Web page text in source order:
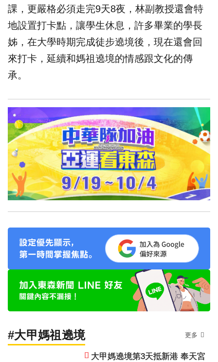
課，更嚴格必須走完9天8夜，林副教授還會特
地設置打卡點，讓學生休息，許多畢業的學長
姊，在大學時期完成徒步遶境後，現在還會回
來打卡，延續和媽祖遶境的情感跟文化的傳
承。
#大甲媽祖遶境 更多
大甲媽遶境第3天抵新港 奉天宮